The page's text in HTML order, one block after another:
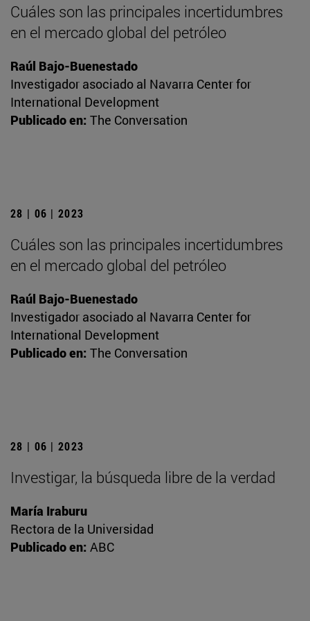
Cuáles son las principales incertidumbres
en el mercado global del petróleo
Raúl Bajo-Buenestado
Investigador asociado al Navarra Center for
International Development
Publicado en: The Conversation
28 | 06 | 2023
Cuáles son las principales incertidumbres
en el mercado global del petróleo
Raúl Bajo-Buenestado
Investigador asociado al Navarra Center for
International Development
Publicado en: The Conversation
28 | 06 | 2023
Investigar, la búsqueda libre de la verdad
María Iraburu
Rectora de la Universidad
Publicado en: ABC